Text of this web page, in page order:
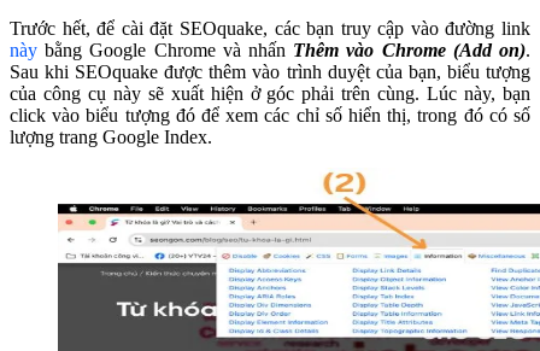
Trước hết, để cài đặt SEOquake, các bạn truy cập vào đường link
này bằng Google Chrome và nhấn Thêm vào Chrome (Add on).
Sau khi SEOquake được thêm vào trình duyệt của bạn, biểu tượng
của công cụ này sẽ xuất hiện ở góc phải trên cùng. Lúc này, bạn
click vào biểu tượng đó để xem các chỉ số hiển thị, trong đó có số
lượng trang Google Index.